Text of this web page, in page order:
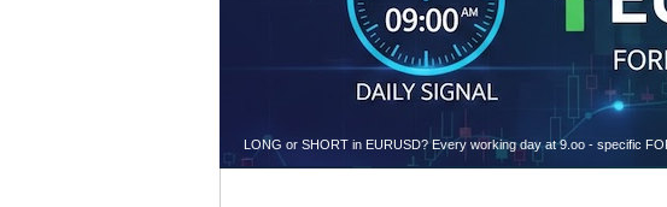
LONG or SHORT in EURUSD? Every working day at 9.oo - specific